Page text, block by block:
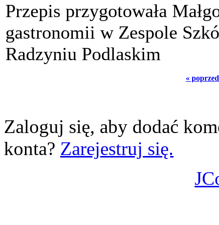
Przepis przygotowała
gastronomii w Zespole
Radzyniu Podlaskim
«
Zaloguj się, aby dodać
konta? Zarejestruj się.